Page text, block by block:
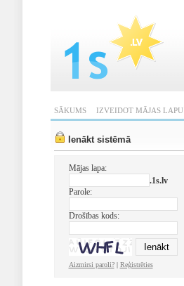
SĀKUMS IZVEIDOT MĀJAS LAPU
Ienākt sistēmā
Mājas lapa:
.1s.lv
Parole:
Drošības kods:
Aizmirsi paroli? | Reģistrēties